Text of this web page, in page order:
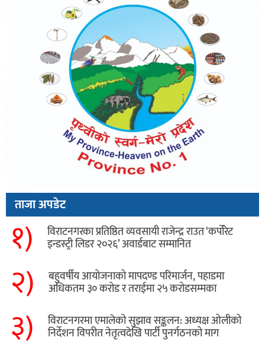
ताजा अपडेट
१) विराटनगरका प्रतिष्ठित व्यवसायी राजेन्द्र राउत ‘कर्पोरेट
इन्डस्ट्री लिडर २०२६’ अवार्डबाट सम्मानित
२) बहुवर्षीय आयोजनाको मापदण्ड परिमार्जन, पहाडमा
अधिकतम ३० करोड र तराईमा २५ करोडसम्मका
३) विराटनगरमा एमालेको सुझाव सङ्कलन: अध्यक्ष ओलीको
निर्देशन विपरीत नेतृत्वदेखि पार्टी पुनर्गठनको माग